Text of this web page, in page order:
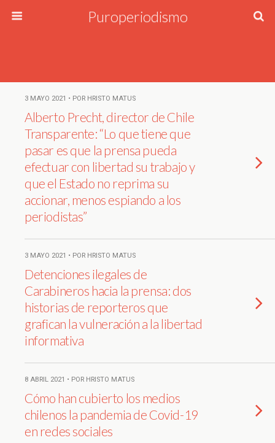
Puroperiodismo
3 MAYO 2021 • POR HRISTO MATUS
Alberto Precht, director de Chile
Transparente: “Lo que tiene que
pasar es que la prensa pueda
efectuar con libertad su trabajo y
que el Estado no reprima su
accionar, menos espiando a los
periodistas”
3 MAYO 2021 • POR HRISTO MATUS
Detenciones ilegales de
Carabineros hacia la prensa: dos
historias de reporteros que
grafican la vulneración a la libertad
informativa
8 ABRIL 2021 • POR HRISTO MATUS
Cómo han cubierto los medios
chilenos la pandemia de Covid-19
en redes sociales